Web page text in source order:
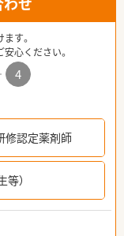
す。
心ください。
4
修認定薬剤師
）